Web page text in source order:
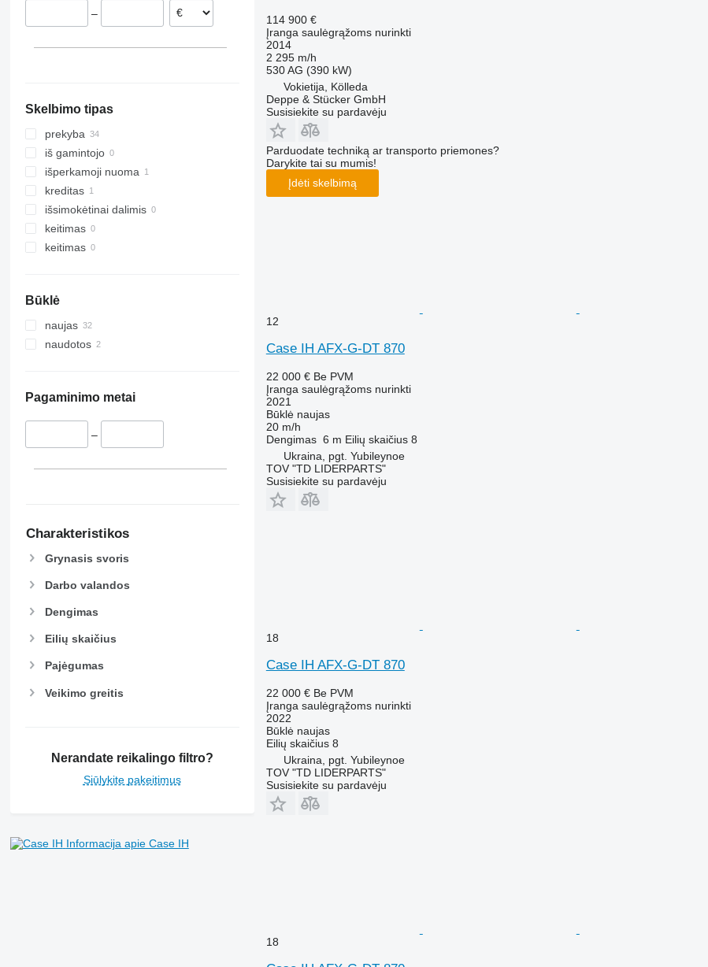
–
Skelbimo tipas
prekyba
iš gamintojo
išperkamoji nuoma
kreditas
išsimokėtinai dalimis
keitimas
keitimas
Būklė
naujas
naudotos
Pagaminimo metai
–
Charakteristikos
Grynasis svoris
Darbo valandos
Dengimas
Eilių skaičius
Pajėgumas
Veikimo greitis
Nerandate reikalingo filtro?
Siūlykite pakeitimus
Informacija apie Case IH
114 900 €
Įranga saulėgrąžoms nurinkti
2014
2 295 m/h
530 AG (390 kW)
Vokietija, Kölleda
Deppe & Stücker GmbH
Susisiekite su pardavėju
Parduodate techniką ar transporto priemones?
Darykite tai su mumis!
Įdėti skelbimą
12
Case IH AFX-G-DT 870
22 000 € Be PVM
Įranga saulėgrąžoms nurinkti
2021
Būklėnaujas
20 m/h
Dengimas 6 m Eilių skaičius 8
Ukraina, pgt. Yubileynoe
TOV "TD LIDERPARTS"
Susisiekite su pardavėju
18
Case IH AFX-G-DT 870
22 000 € Be PVM
Įranga saulėgrąžoms nurinkti
2022
Būklėnaujas
Eilių skaičius 8
Ukraina, pgt. Yubileynoe
TOV "TD LIDERPARTS"
Susisiekite su pardavėju
18